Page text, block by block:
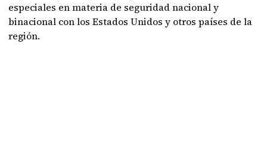
especiales en materia de seguridad nacional y
binacional con los Estados Unidos y otros países de la
región.